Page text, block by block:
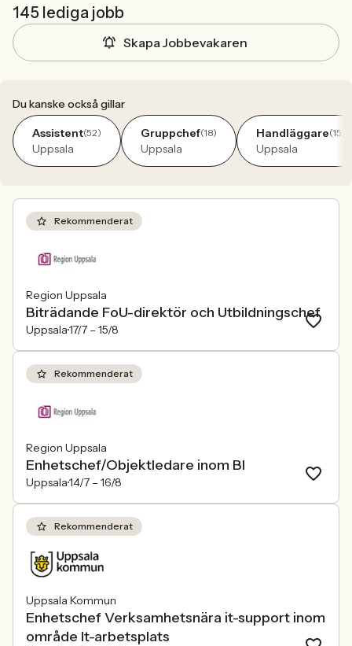
145 lediga jobb
Skapa Jobbevakaren
Du kanske också gillar
Assistent(52)
Uppsala
Gruppchef(18)
Uppsala
Handläggare(15)
Uppsala
Rekommenderat
Region Uppsala
Biträdande FoU-direktör och Utbildningschef
Uppsala17/7 – 15/8
Rekommenderat
Region Uppsala
Enhetschef/Objektledare inom BI
Uppsala14/7 – 16/8
Rekommenderat
Uppsala Kommun
Enhetschef Verksamhetsnära it-support inom
område It-arbetsplats